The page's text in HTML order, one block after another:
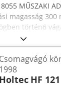
MŰSZAKI
magasság
történő
magasság):
– használt
Csomagvágó
1998
Holtec HF 121